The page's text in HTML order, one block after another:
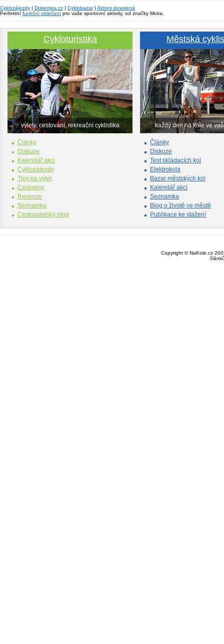
Cyklozájezdy | Dokempu.cz | Cyklobazar| Aktivni dovolená
Perfektní funkční oblečení pro vaše sportovní aktivity, od značky Moira.
Cykloturistika
výlety, cestování, rekreační cyklistika
Články
Diskuze
Kalendář akcí
Cyklozájezdy
Tipy na výlet
Cestopisy
Recenze
Seznamka
Cestovatelský blog
Městská
každý den na kole ve
Články
Diskuze
Test skládacích kol
Elektrokola
Bazar městských kol
Kalendář akcí
Seznamka
Blog o životě ve městě
Publikace ke stažení
Copyright © NaKole.cz